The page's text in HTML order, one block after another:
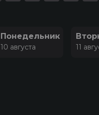
Понедельник
10 августа 11